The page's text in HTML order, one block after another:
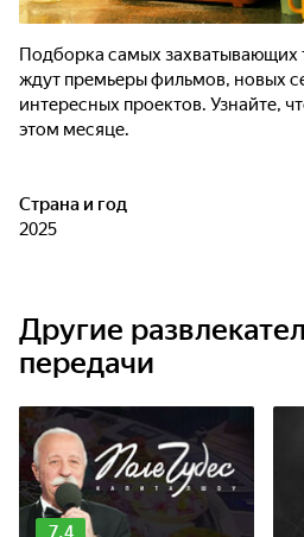
Подборка самых захватывающих
ждут премьеры фильмов, новых
интересных проектов. Узнайте,
этом месяце.
Страна и год
2025
Другие
передачи
7.4